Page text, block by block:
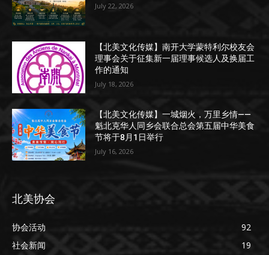
July 22, 2026
【北美文化传媒】南开大学蒙特利尔校友会
理事会关于征集新一届理事候选人及换届工
作的通知
July 18, 2026
【北美文化传媒】一城烟火，万里乡情——
魁北克华人同乡会联合总会第五届中华美食
节将于8月1日举行
July 16, 2026
北美协会
协会活动
92
社会新闻
19